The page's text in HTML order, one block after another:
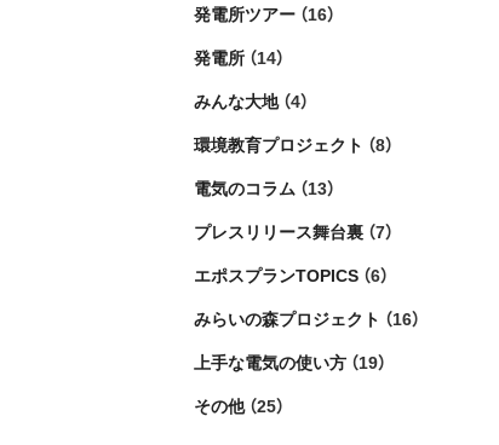
発電所ツアー （16）
発電所 （14）
みんな大地（4）
環境教育プロジェクト （8）
電気のコラム （13）
プレスリリース舞台裏 （7）
エポスプランTOPICS （6）
みらいの森プロジェクト （16）
上手な電気の使い方 （19）
その他（25）